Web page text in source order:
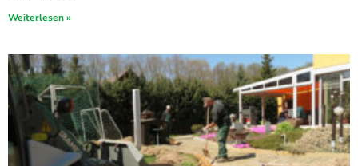
Weiterlesen »